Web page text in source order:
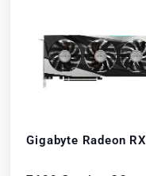
Gigabyte Radeon RX